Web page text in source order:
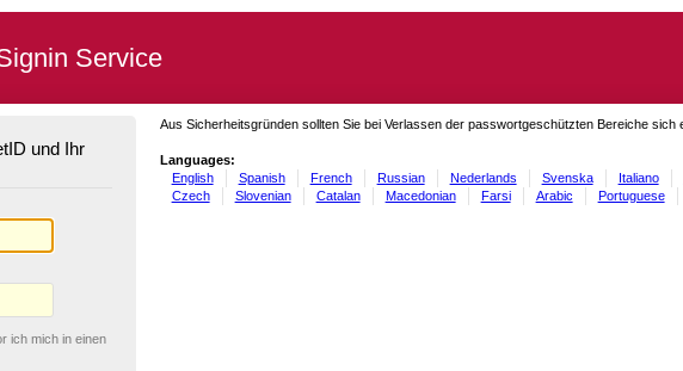
Service
und Ihr
ich mich in einen
Aus Sicherheitsgründen sollten Sie bei Verlassen der passwortgeschützten Bereiche
Languages:
English
Spanish French Russian Nederlands Svenska Italiano
Czech
Slovenian Catalan Macedonian Farsi Arabic Portuguese